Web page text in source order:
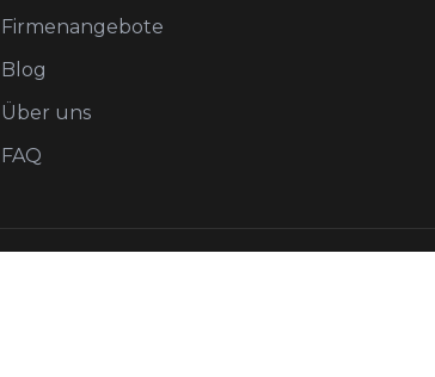
Firmenangebote
Blog
Über uns
FAQ